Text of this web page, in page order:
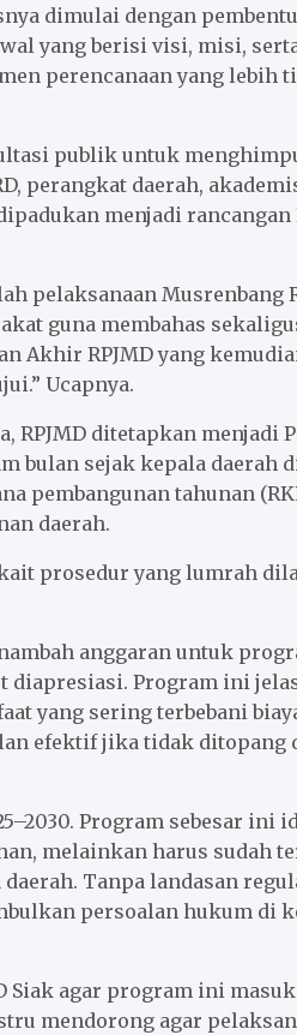
dimulai dengan
yang berisi visi, misi,
perencanaan yang lebih
publik untuk
perangkat daerah,
menjadi rancangan
pelaksanaan Musrenbang
guna membahas
Akhir RPJMD yang
Ucapnya.
RPJMD ditetapkan menjadi
bulan sejak kepala daerah
pembangunan tahunan
daerah.
prosedur yang lumrah
anggaran untuk
Program ini
yang sering terbebani
efektif jika tidak ditopang
Program sebesar ini
melainkan harus sudah
Tanpa landasan
persoalan hukum di
Siak agar program ini
mendorong agar